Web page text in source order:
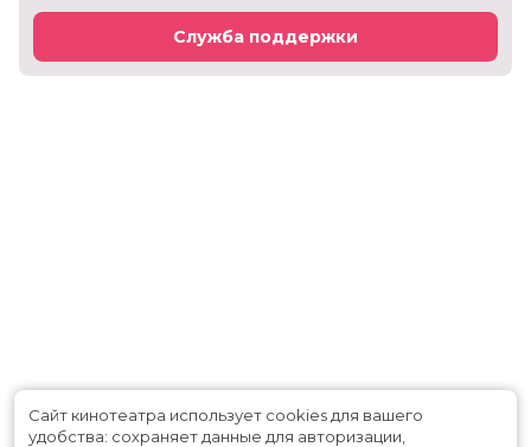
Служба поддержки
Сайт кинотеатра использует cookies для вашего
удобства: сохраняет данные для авторизации,